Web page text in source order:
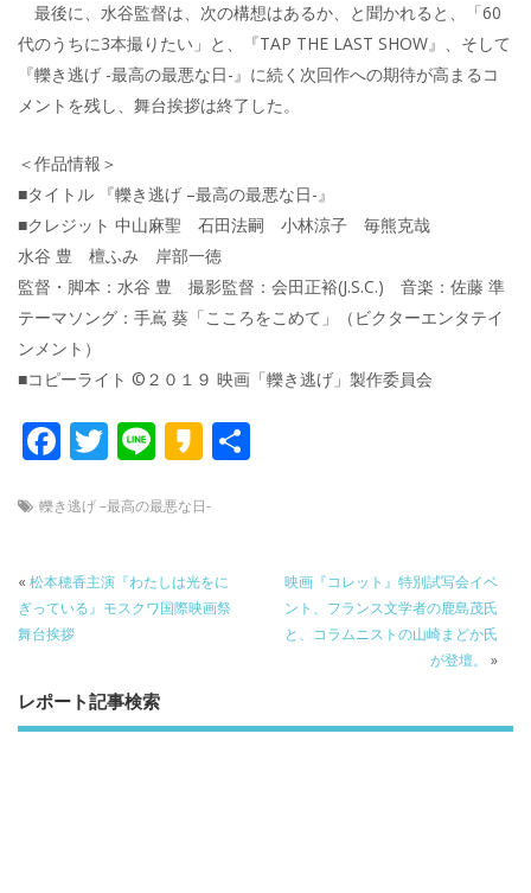
最後に、水谷監督は、次の構想はあるか、と聞かれると、「60
代のうちに3本撮りたい」と、『TAP THE LAST SHOW』、そして
『轢き逃げ -最高の最悪な日-』に続く次回作への期待が高まるコ
メントを残し、舞台挨拶は終了した。
＜作品情報＞
■タイトル 『轢き逃げ –最高の最悪な日-』
■クレジット 中山麻聖 石田法嗣 小林涼子 毎熊克哉
水谷 豊 檀ふみ 岸部一徳
監督・脚本：水谷 豊 撮影監督：会田正裕(J.S.C.) 音楽：佐藤 準
テーマソング：手嶌 葵「こころをこめて」（ビクターエンタテイ
ンメント）
■コピーライト ©２０１９ 映画「轢き逃げ」製作委員会
F
e
o
o
T
itt
Li
e
K
k
o
轢き逃げ –最高の最悪な日-
« 松本穂香主演『わたしは光をに
ぎっている』モスクワ国際映画祭
舞台挨拶
映画『コレット』特別試写会イベ
ント、フランス文学者の鹿島茂氏
と、コラムニストの山崎まどか氏
が登壇。
»
レポート記事検索